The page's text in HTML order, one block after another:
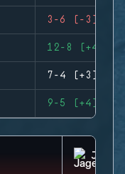
3-6 (-3)
12-8 (+4)
7-4 (+3)
9-5 (+4)
JAGER